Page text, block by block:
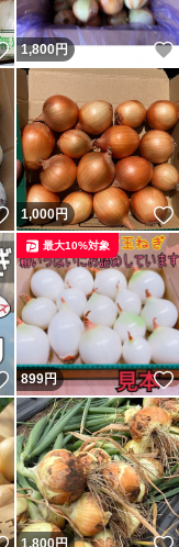
いいね！
1,800円
いいね！
1,000円
いいね！
899円
最大10%対象